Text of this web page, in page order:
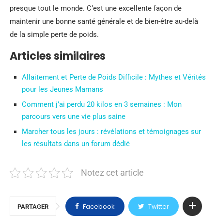
presque tout le monde. C’est une excellente façon de
maintenir une bonne santé générale et de bien-être au-delà
de la simple perte de poids.
Articles similaires
Allaitement et Perte de Poids Difficile : Mythes et Vérités
pour les Jeunes Mamans
Comment j’ai perdu 20 kilos en 3 semaines : Mon
parcours vers une vie plus saine
Marcher tous les jours : révélations et témoignages sur
les résultats dans un forum dédié
Notez cet article
PARTAGER Facebook Twitter